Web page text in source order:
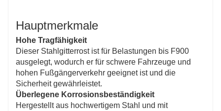
Hauptmerkmale
Hohe Tragfähigkeit
Dieser Stahlgitterrost ist für Belastungen bis F900
ausgelegt, wodurch er für schwere Fahrzeuge und
hohen Fußgängerverkehr geeignet ist und die
Sicherheit gewährleistet.
Überlegene Korrosionsbeständigkeit
Hergestellt aus hochwertigem Stahl und mit